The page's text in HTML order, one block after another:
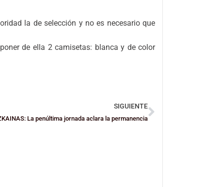
la de selección y no es necesario que
de ella 2 camisetas: blanca y de color
SIGUIENTE
La penúltima jornada aclara la permanencia